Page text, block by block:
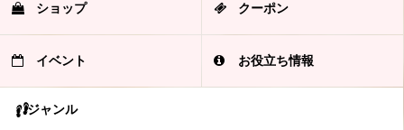
ショップ クーポン
イベント お役立ち情報
ジャンル